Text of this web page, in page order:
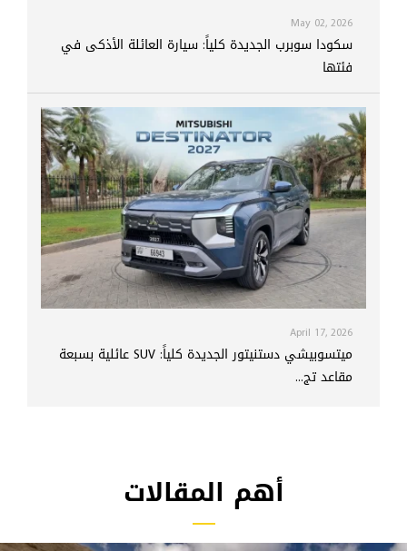
May 02, 2026
سكودا سوبرب الجديدة كلياً: سيارة العائلة الأذكى في
فئتها
April 17, 2026
ميتسوبيشي دستنيتور الجديدة كلياً: SUV عائلية بسبعة
مقاعد تج...
أهم المقالات